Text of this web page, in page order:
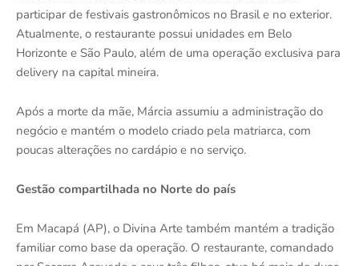
participar de festivais gastronômicos no Brasil e no exterior.
Atualmente, o restaurante possui unidades em Belo
Horizonte e São Paulo, além de uma operação exclusiva para
delivery na capital mineira.
Após a morte da mãe, Márcia assumiu a administração do
negócio e mantém o modelo criado pela matriarca, com
poucas alterações no cardápio e no serviço.
Gestão compartilhada no Norte do país
Em Macapá (AP), o Divina Arte também mantém a tradição
familiar como base da operação. O restaurante, comandado